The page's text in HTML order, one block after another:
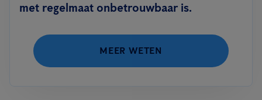
met regelmaat onbetrouwbaar is.
MEER WETEN